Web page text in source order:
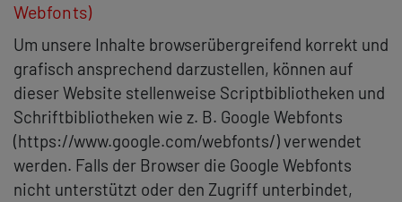
Webfonts)
Um unsere Inhalte browserübergreifend korrekt und
grafisch ansprechend darzustellen, können auf
dieser Website stellenweise Scriptbibliotheken und
Schriftbibliotheken wie z. B. Google Webfonts
(https://www.google.com/webfonts/) verwendet
werden. Falls der Browser die Google Webfonts
nicht unterstützt oder den Zugriff unterbindet,